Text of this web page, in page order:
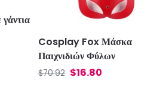
Cosplay Fox Μάσκα
Παιχνιδιών Φύλων
$70.92 $16.80